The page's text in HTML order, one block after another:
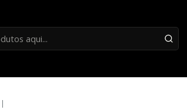
HAIBO
|